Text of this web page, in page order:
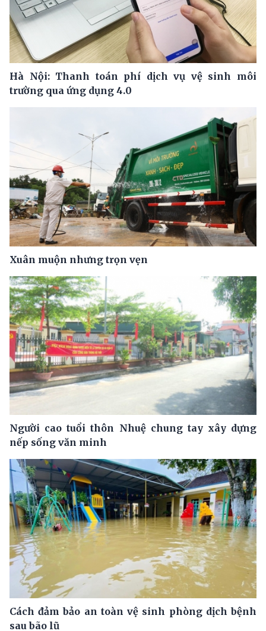
Hà Nội: Thanh toán phí dịch vụ vệ sinh môi
trường qua ứng dụng 4.0
Xuân muộn nhưng trọn vẹn
Người cao tuổi thôn Nhuệ chung tay xây dựng
nếp sống văn minh
Cách đảm bảo an toàn vệ sinh phòng dịch bệnh
sau bão lũ